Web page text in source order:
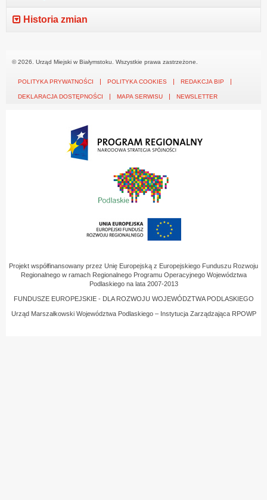
Historia zmian
© 2026. Urząd Miejski w Białymstoku. Wszystkie prawa zastrzeżone.
POLITYKA PRYWATNOŚCI POLITYKA COOKIES REDAKCJA BIP
DEKLARACJA DOSTĘPNOŚCI MAPA SERWISU NEWSLETTER
Projekt współfinansowany przez Unię Europejską z Europejskiego Funduszu Rozwoju
Regionalnego w ramach Regionalnego Programu Operacyjnego Województwa
Podlaskiego na lata 2007-2013
FUNDUSZE EUROPEJSKIE - DLA ROZWOJU WOJEWÓDZTWA PODLASKIEGO
Urząd Marszałkowski Województwa Podlaskiego – Instytucja Zarządzająca RPOWP